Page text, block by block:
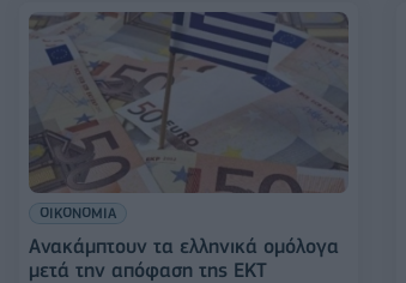
ΟΙΚΟΝΟΜΙΑ
Ανακάμπτουν τα ελληνικά ομόλογα
μετά την απόφαση της ΕΚΤ